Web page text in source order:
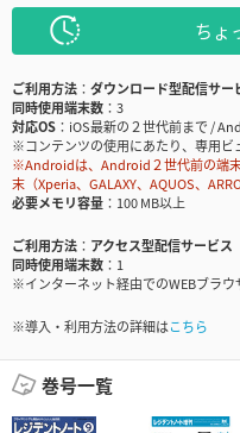
ちょ
ご利用方法
ダウンロード型配信サー
同時使用端末数
3
対応OS
iOS最新の２世代前まで /
※コンテンツの使用にあたり、専用
※Androidは、Android２世代前の端
末（Xperia、GALAXY、AQUOS、
必要メモリ容量
100 MB以上
ご利用方法
アクセス型配信サービス
同時使用端末数
1
※インターネット経由でのWEBブラウ
※導入・利用方法の詳細はこちら
巻号一覧